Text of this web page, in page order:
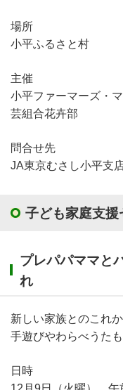
場所
小平ふるさと村
主催
小平ファーマーズ・
芸組合花卉部
問合せ先
JA東京むさし小平支
子ども家庭支
プレパパママと
れ
新しい家族とのこれ
手遊びやわらべうた
日時